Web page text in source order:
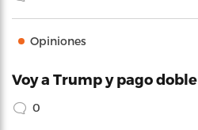
Opiniones
Voy a Trump y pago doble
0